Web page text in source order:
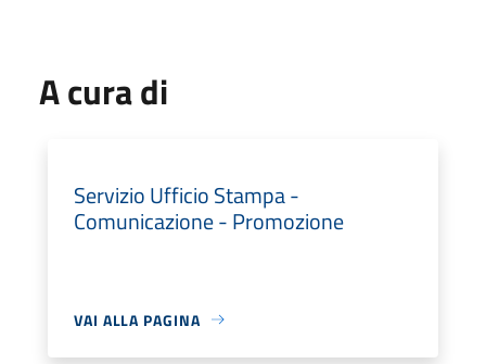
A cura di
Servizio Ufficio Stampa -
Comunicazione - Promozione
VAI ALLA PAGINA